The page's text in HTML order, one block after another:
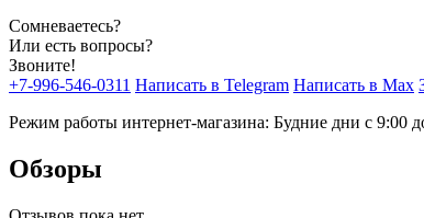
Сомневаетесь?
Или есть вопросы?
Звоните!
+7-996-546-0311 Написать в Telegram Написать в Max
Режим работы интернет-магазина: Будние дни с 9:00
Обзоры